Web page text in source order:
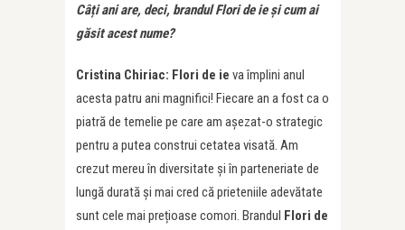
Câți ani are, deci, brandul Flori de ie și cum ai
găsit acest nume?
Cristina Chiriac: Flori de ie va împlini anul
acesta patru ani magnifici! Fiecare an a fost ca o
piatră de temelie pe care am așezat-o strategic
pentru a putea construi cetatea visată. Am
crezut mereu în diversitate și în parteneriate de
lungă durată și mai cred că prieteniile adevătate
sunt cele mai prețioase comori. Brandul Flori de